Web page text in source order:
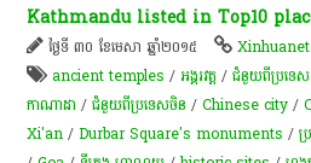
Kathmandu listed in Top10
ថ្ងៃទី ៣០ ខែមេសា ឆ្នាំ២០១៥
ancient temples /អង្គរវត្ត /ជំនួយពីប្រទេ
កាណាដា /ជំនួយពីប្រទេសចិន /Chinese city /
Xi'an /Durbar Square's monuments /ប្